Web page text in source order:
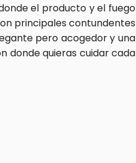
el producto y el fuego
principales contundentes
pero acogedor y una
donde quieras cuidar cada